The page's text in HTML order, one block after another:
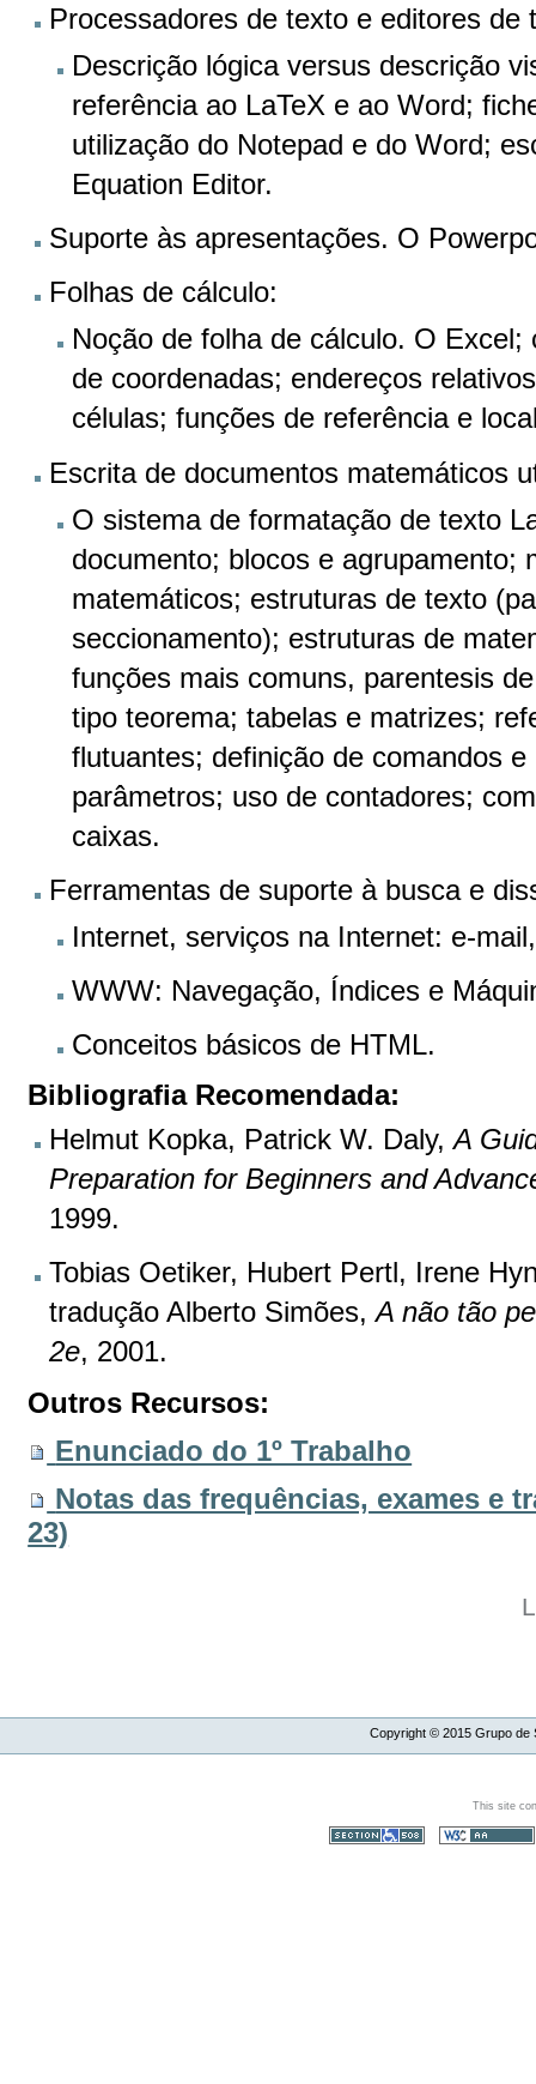
Processadores de texto e editores de
Descrição lógica versus descrição
referência ao LaTeX e ao Word;
utilização do Notepad e do Word;
Equation Editor.
Suporte às apresentações. O
Folhas de cálculo:
Noção de folha de cálculo. O
de coordenadas; endereços
células; funções de referência e
Escrita de documentos matemáticos
O sistema de formatação de texto
documento; blocos e agrupamento;
matemáticos; estruturas de texto
seccionamento); estruturas de
funções mais comuns, parentesis
tipo teorema; tabelas e matrizes;
flutuantes; definição de comandos
parâmetros; uso de contadores;
caixas.
Ferramentas de suporte à busca e
Internet, serviços na Internet: e-
WWW: Navegação, Índices e
Conceitos básicos de HTML.
Bibliografia Recomendada:
Helmut Kopka, Patrick W. Daly,A
Preparation for Beginners and
1999.
Tobias Oetiker, Hubert Pertl, Irene
tradução Alberto Simões,A não tão
2e, 2001.
Outros Recursos:
Enunciado do 1º Trabalho
Notas das frequências, exames e
23)
Copyright © 2015Grupo de
This site